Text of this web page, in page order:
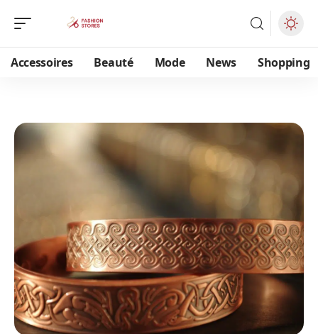
Accessoires Beauté Mode News Shopping